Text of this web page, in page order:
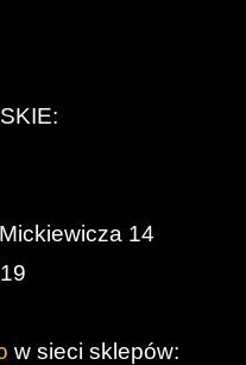
14
w sieci sklepów: